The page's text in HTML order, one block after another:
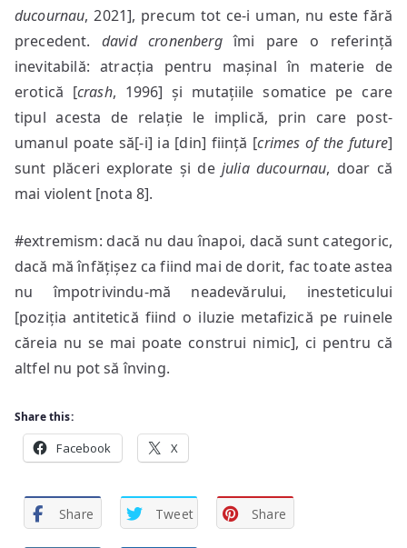
ducournau, 2021], precum tot ce-i uman, nu este fără
precedent. david cronenbergîmi pare o referință
inevitabilă: atracția pentru mașinal în materie de
erotică [crash, 1996] și mutațiile somatice pe care
tipul acesta de relație le implică, prin care post-
umanul poate să[-i] ia [din] ființă [crimes of the future]
sunt plăceri explorate și de julia ducournau, doar că
mai violent [nota 8].
#extremism: dacă nu dau înapoi, dacă sunt categoric,
dacă mă înfățișez ca fiind mai de dorit, fac toate astea
nu împotrivindu-mă neadevărului, inesteticului
[poziția antitetică fiind o iluzie metafizică pe ruinele
căreia nu se mai poate construi nimic], ci pentru că
altfel nu pot să înving.
Share this:
Facebook X
Share Tweet Share